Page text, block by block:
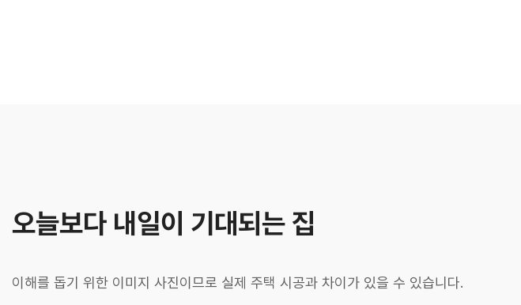
오늘보다 내일이 기대되는 집
이해를 돕기 위한 이미지 사진이므로 실제 주택 시공과 차이가 있을 수 있습니다.